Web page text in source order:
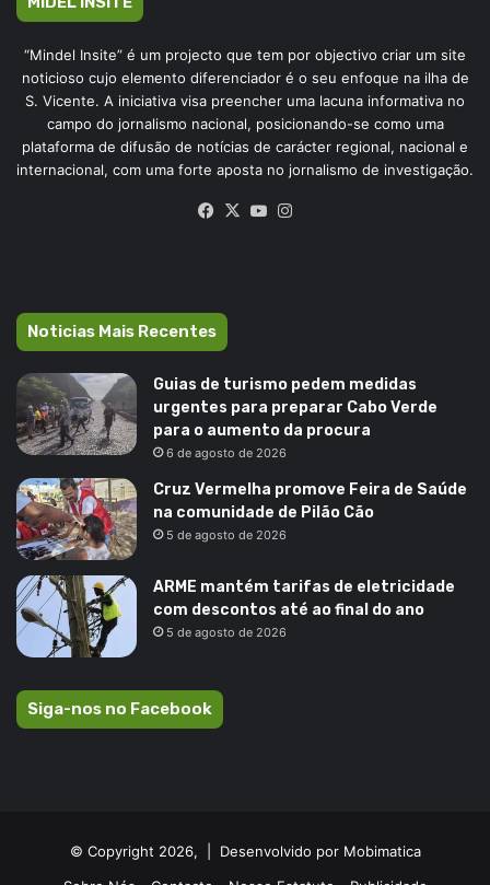
“Mindel Insite” é um projecto que tem por objectivo criar um site
noticioso cujo elemento diferenciador é o seu enfoque na ilha de
S. Vicente. A iniciativa visa preencher uma lacuna informativa no
campo do jornalismo nacional, posicionando-se como uma
plataforma de difusão de notícias de carácter regional, nacional e
internacional, com uma forte aposta no jornalismo de investigação.
Facebook
X YouTube
Noticias Mais Recentes
Guias de turismo pedem medidas
urgentes para preparar Cabo Verde
para o aumento da procura
6 de agosto de 2026
Cruz Vermelha promove Feira de Saúde
na comunidade de Pilão Cão
5 de agosto de 2026
ARME mantém tarifas de eletricidade
com descontos até ao final do ano
5 de agosto de 2026
Siga-nos no Facebook
© Copyright 2026, | Desenvolvido por Mobimatica